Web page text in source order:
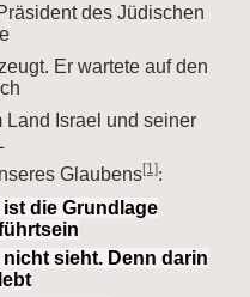
des Jüdischen
Er wartete auf den
Land Israel und seiner
Glaubens[1]:
die Grundlage
sieht. Denn darin